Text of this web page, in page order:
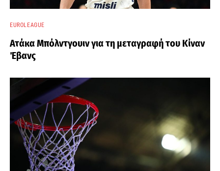
EUROLEAGUE
Ατάκα Μπόλντγουιν για τη μεταγραφή του Κίναν
Έβανς